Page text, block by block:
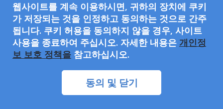
웹사이트를 계속 이용하시면, 귀하의 장치에 쿠키
가 저장되는 것을 인정하고 동의하는 것으로 간주
됩니다. 쿠키 허용을 동의하지 않을 경우, 사이트
사용을 종료하여 주십시오. 자세한 내용은 개인정
보 보호 정책을 참고하십시오.
동의 및 닫기
조(c)(3)에서 비과세 대상으로 규정하는 공공
자선 단체입니다. 국제라이온스협회(국제협
회)는 제501조(c)(4)에서 비과세 대상으로 규
정하는 사회복지 단체로, 자선 기부를 요청
하거나 수락할 수 없습니다. 국제협회와
LCIF는 균등한 취업 기회를 보장합니다.